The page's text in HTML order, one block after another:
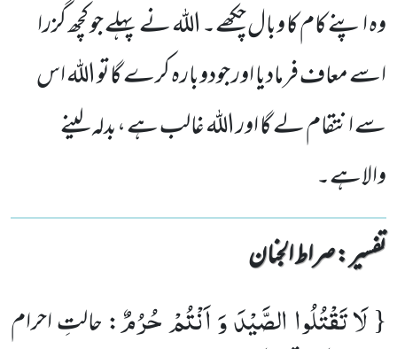
وہ اپنے کام کا وبال چکھے۔ اللہ نے پہلے جو کچھ گزرا
اسے معاف فرمادیا اور جودوبارہ کرے گاتو اللہ اس
سے انتقام لے گا اور اللہ غالب ہے ،بدلہ لینے
والاہے۔
تفسیر : ‎صراط الجنان
{لَا تَقْتُلُوا الصَّیْدَ وَ اَنْتُمْ حُرُمٌ: حالتِ احرام